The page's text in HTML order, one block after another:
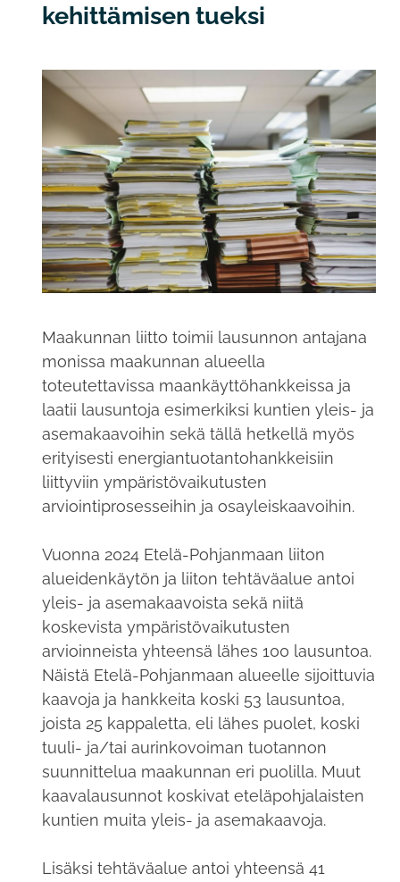
kehittämisen tueksi
Maakunnan liitto toimii lausunnon antajana
monissa maakunnan alueella
toteutettavissa maankäyttöhankkeissa ja
laatii lausuntoja esimerkiksi kuntien yleis- ja
asemakaavoihin sekä tällä hetkellä myös
erityisesti energiantuotantohankkeisiin
liittyviin ympäristövaikutusten
arviointiprosesseihin ja osayleiskaavoihin.
Vuonna 2024 Etelä-Pohjanmaan liiton
alueidenkäytön ja liiton tehtäväalue antoi
yleis- ja asemakaavoista sekä niitä
koskevista ympäristövaikutusten
arvioinneista yhteensä lähes 100 lausuntoa.
Näistä Etelä-Pohjanmaan alueelle sijoittuvia
kaavoja ja hankkeita koski 53 lausuntoa,
joista 25 kappaletta, eli lähes puolet, koski
tuuli- ja/tai aurinkovoiman tuotannon
suunnittelua maakunnan eri puolilla. Muut
kaavalausunnot koskivat eteläpohjalaisten
kuntien muita yleis- ja asemakaavoja.
Lisäksi tehtäväalue antoi yhteensä 41